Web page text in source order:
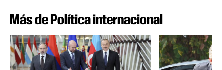
Más de Política internacional